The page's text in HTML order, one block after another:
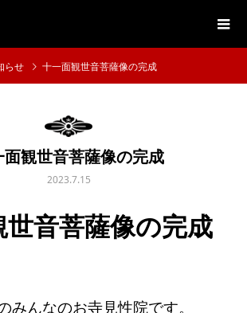
らせ 十一面観世音菩薩像の完成
面観世音菩薩像の完成
2023.7.15
音菩薩像の完成
みんなのお寺見性院です。